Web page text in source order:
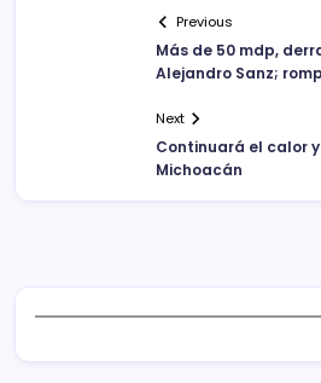
Previous
Más de 50 mdp,
Alejandro Sanz;
Next
Continuará el calor
Michoacán